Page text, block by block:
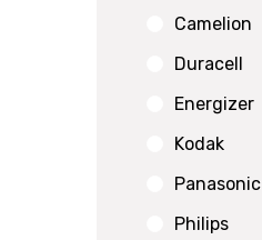
Camelion
Duracell
Energizer
Kodak
Panasonic
Philips